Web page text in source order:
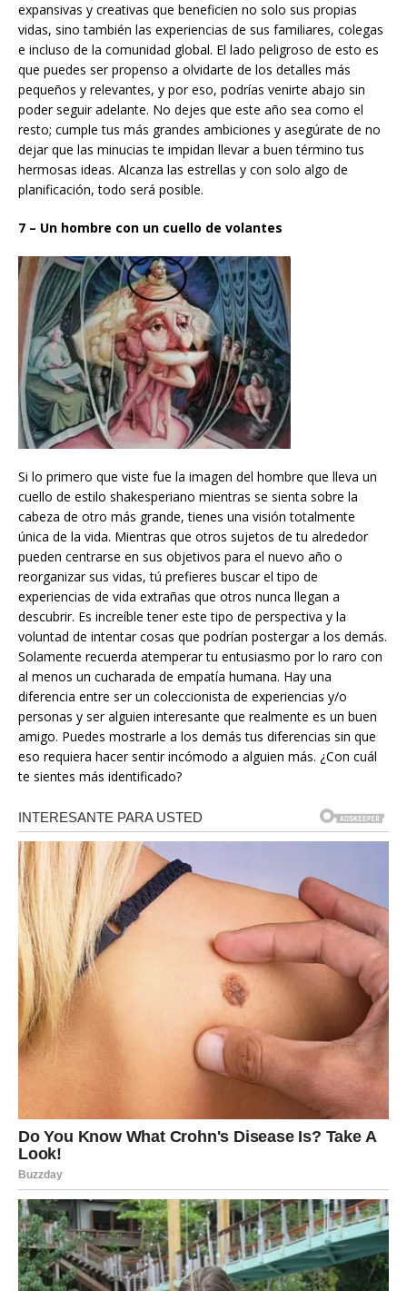
expansivas y creativas que beneficien no solo sus propias
vidas, sino también las experiencias de sus familiares, colegas
e incluso de la comunidad global. El lado peligroso de esto es
que puedes ser propenso a olvidarte de los detalles más
pequeños y relevantes, y por eso, podrías venirte abajo sin
poder seguir adelante. No dejes que este año sea como el
resto; cumple tus más grandes ambiciones y asegúrate de no
dejar que las minucias te impidan llevar a buen término tus
hermosas ideas. Alcanza las estrellas y con solo algo de
planificación, todo será posible.
7 – Un hombre con un cuello de volantes
Si lo primero que viste fue la imagen del hombre que lleva un
cuello de estilo shakesperiano mientras se sienta sobre la
cabeza de otro más grande, tienes una visión totalmente
única de la vida. Mientras que otros sujetos de tu alrededor
pueden centrarse en sus objetivos para el nuevo año o
reorganizar sus vidas, tú prefieres buscar el tipo de
experiencias de vida extrañas que otros nunca llegan a
descubrir. Es increíble tener este tipo de perspectiva y la
voluntad de intentar cosas que podrían postergar a los demás.
Solamente recuerda atemperar tu entusiasmo por lo raro con
al menos un cucharada de empatía humana. Hay una
diferencia entre ser un coleccionista de experiencias y/o
personas y ser alguien interesante que realmente es un buen
amigo. Puedes mostrarle a los demás tus diferencias sin que
eso requiera hacer sentir incómodo a alguien más. ¿Con cuál
te sientes más identificado?